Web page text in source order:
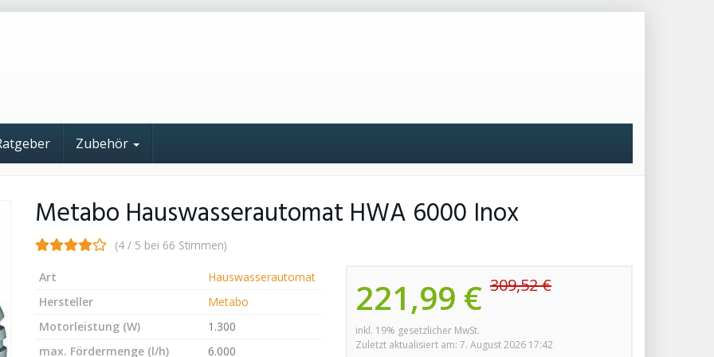
Zubehör
Metabo Hauswasserautomat HWA 6000 Inox
(4 / 5 bei 66 Stimmen)
221,99 € 309,52 €
inkl. 19% gesetzlicher MwSt.
Zuletzt aktualisiert am: 7. August 2026 17:42
Art
Hauswasserautomat
Hersteller
Metabo
Motorleistung (W)
1.300
max. Fördermenge (l/h)
6.000